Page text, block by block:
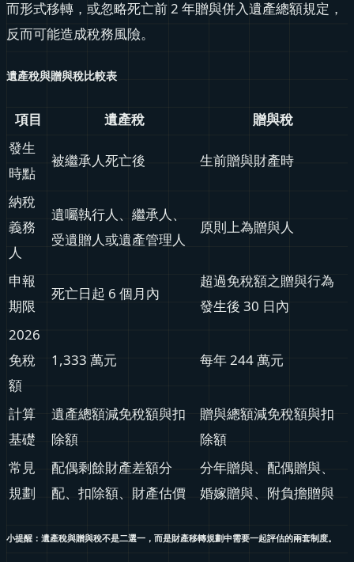
而形式移轉，或忽略死亡前 2 年贈與併入遺產總額規定，
反而可能造成稅務風險。
遺產稅與贈與稅比較表
項目 遺產稅
贈與稅
發生
時點
被繼承人死亡後 生前贈與財產時
納稅
義務
人
遺囑執行人、繼承人、
受遺贈人或遺產管理人
原則上為贈與人
申報
期限
死亡日起 6 個月內
超過免稅額之贈與行為
發生後 30 日內
2026
免稅
額
1,333 萬元 每年 244 萬元
計算
基礎
遺產總額減免稅額與扣
除額
贈與總額減免稅額與扣
除額
常見
規劃
配偶剩餘財產差額分
配、扣除額、財產估價
分年贈與、配偶贈與、
婚嫁贈與、附負擔贈與
小提醒：遺產稅與贈與稅不是二選一，而是財產移轉規劃中需要一起評估的兩套制度。